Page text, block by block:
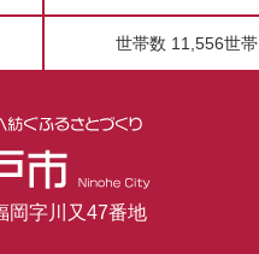
世帯数 11,556世帯
字川又47番地